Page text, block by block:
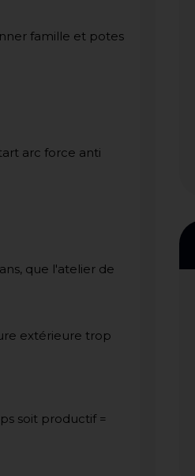
famille et potes
arc force anti
que l'atelier de
extérieure trop
soit productif =